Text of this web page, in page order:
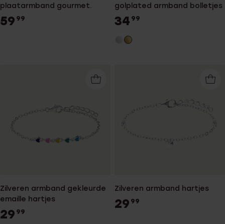
plaatarmband gourmet.
59 99
golplated armband bolletjes
34 99
Zilveren armband gekleurde
emaille hartjes
29 99
Zilveren armband hartjes
29 99